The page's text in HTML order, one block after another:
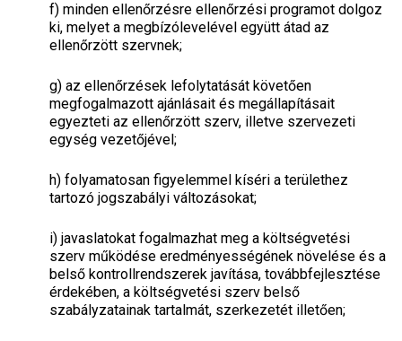
f) minden ellenőrzésre ellenőrzési programot dolgoz
ki, melyet a megbízólevelével együtt átad az
ellenőrzött szervnek;
g) az ellenőrzések lefolytatását követően
megfogalmazott ajánlásait és megállapításait
egyezteti az ellenőrzött szerv, illetve szervezeti
egység vezetőjével;
h) folyamatosan figyelemmel kíséri a területhez
tartozó jogszabályi változásokat;
i) javaslatokat fogalmazhat meg a költségvetési
szerv működése eredményességének növelése és a
belső kontrollrendszerek javítása, továbbfejlesztése
érdekében, a költségvetési szerv belső
szabályzatainak tartalmát, szerkezetét illetően;